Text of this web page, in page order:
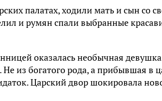
палатах, ходили мать и сын со
и румян спали выбранные
оказалась необычная
из богатого рода, а прибывшая в
Царский двор шокировала